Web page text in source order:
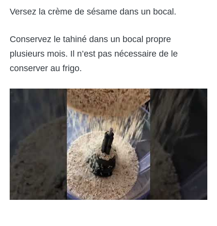
Versez la crème de sésame dans un bocal.
Conservez le tahiné dans un bocal propre
plusieurs mois. Il n’est pas nécessaire de le
conserver au frigo.